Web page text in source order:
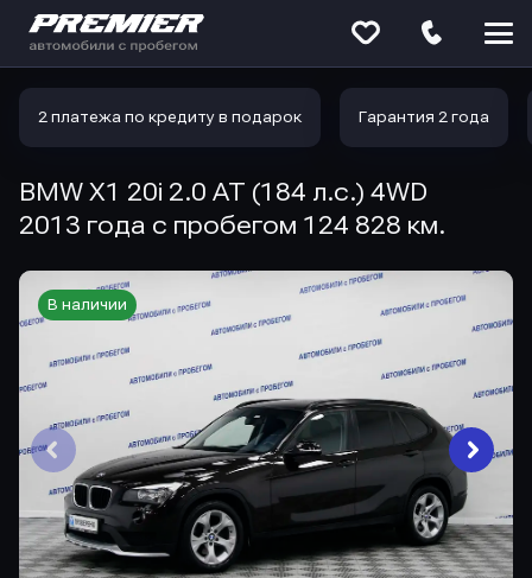
2 платежа по кредиту в подарок Гарантия 2 года
BMW X1 20i 2.0 AT (184 л.с.) 4WD
2013 года с пробегом 124 828 км.
В наличии